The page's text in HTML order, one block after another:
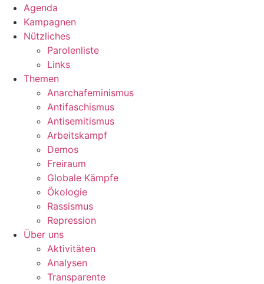
Agenda
Kampagnen
Nützliches
Parolenliste
Links
Themen
Anarchafeminismus
Antifaschismus
Antisemitismus
Arbeitskampf
Demos
Freiraum
Globale Kämpfe
Ökologie
Rassismus
Repression
Über uns
Aktivitäten
Analysen
Transparente